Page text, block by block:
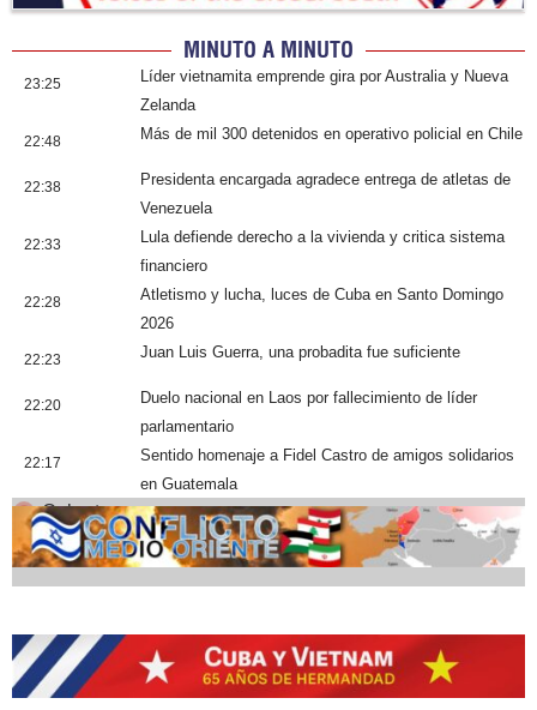
MINUTO A MINUTO
23:25
Líder vietnamita emprende gira por Australia y Nueva
Zelanda
22:48 Más de mil 300 detenidos en operativo policial en Chile
22:38
Presidenta encargada agradece entrega de atletas de
Venezuela
22:33
Lula defiende derecho a la vivienda y critica sistema
financiero
22:28
Atletismo y lucha, luces de Cuba en Santo Domingo
2026
22:23 Juan Luis Guerra, una probadita fue suficiente
22:20
Duelo nacional en Laos por fallecimiento de líder
parlamentario
22:17
Sentido homenaje a Fidel Castro de amigos solidarios
en Guatemala
Cobertura